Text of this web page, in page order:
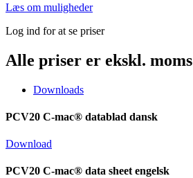
Læs om muligheder
Log ind for at se priser
Alle priser er ekskl. moms
Downloads
PCV20 C-mac® datablad dansk
Download
PCV20 C-mac® data sheet engelsk